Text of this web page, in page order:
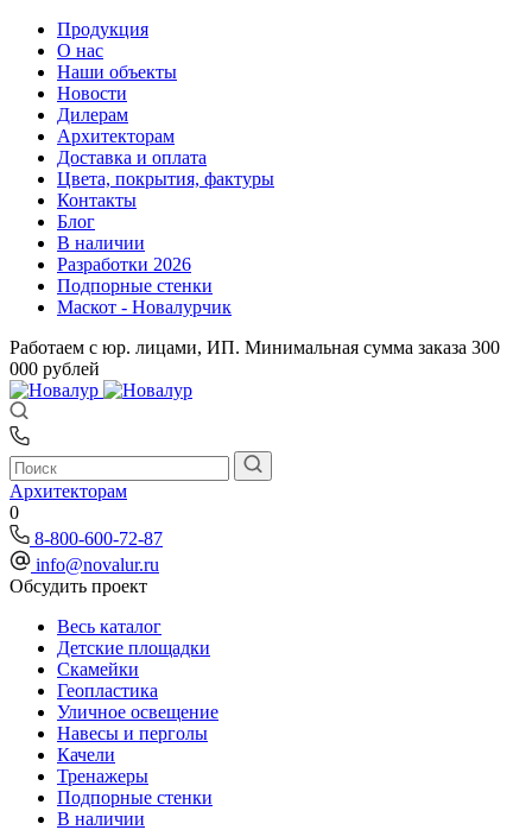
Продукция
О нас
Наши объекты
Новости
Дилерам
Архитекторам
Доставка и оплата
Цвета, покрытия, фактуры
Контакты
Блог
В наличии
Разработки 2026
Подпорные стенки
Маскот - Новалурчик
Работаем с юр. лицами, ИП. Минимальная сумма заказа 300
000 рублей
Архитекторам
0
8-800-600-72-87
info@novalur.ru
Обсудить проект
Весь каталог
Детские площадки
Скамейки
Геопластика
Уличное освещение
Навесы и перголы
Качели
Тренажеры
Подпорные стенки
В наличии